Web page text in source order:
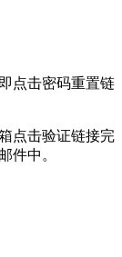
点击密码重置链
点击验证链接完
件中。